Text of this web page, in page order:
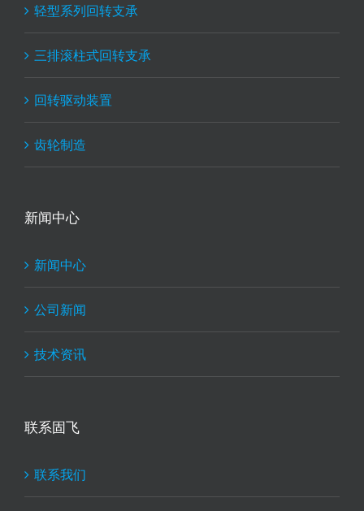
轻型系列回转支承
三排滚柱式回转支承
回转驱动装置
齿轮制造
新闻中心
新闻中心
公司新闻
技术资讯
联系固飞
联系我们